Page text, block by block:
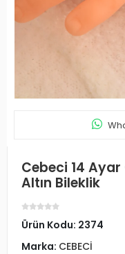
Cebeci 14
Altın Bileklik
Ürün Kodu: 2374
Marka: CEBECİ